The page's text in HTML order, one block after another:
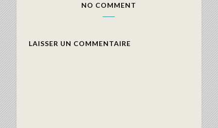
NO COMMENT
LAISSER UN COMMENTAIRE